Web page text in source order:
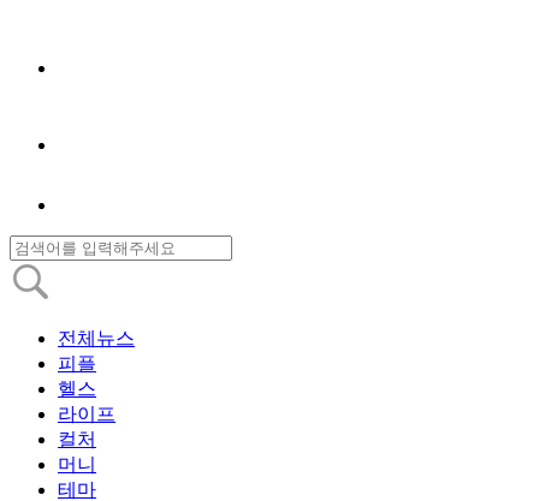
전체뉴스
피플
헬스
라이프
컬처
머니
테마